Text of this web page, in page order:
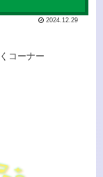
2024.12.29
コーナー